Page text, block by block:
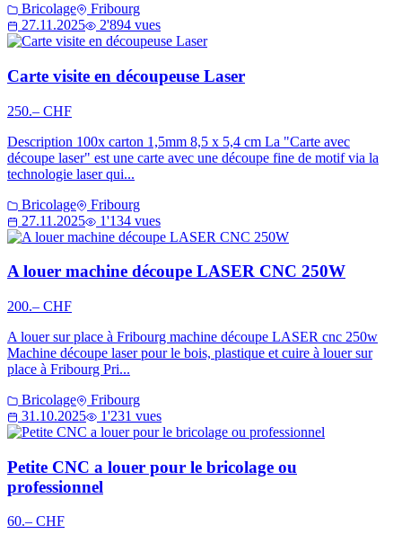
Bricolage
Fribourg
27.11.2025
2'894 vues
Carte visite en découpeuse Laser
250.– CHF
Description 100x carton 1,5mm 8,5 x 5,4 cm La "Carte avec
découpe laser" est une carte avec une découpe fine de motif via la
technologie laser qui...
Bricolage
Fribourg
27.11.2025
1'134 vues
A louer machine découpe LASER CNC 250W
200.– CHF
A louer sur place à Fribourg machine découpe LASER cnc 250w
Machine découpe laser pour le bois, plastique et cuire à louer sur
place à Fribourg Pri...
Bricolage
Fribourg
31.10.2025
1'231 vues
Petite CNC a louer pour le bricolage ou
professionnel
60.– CHF